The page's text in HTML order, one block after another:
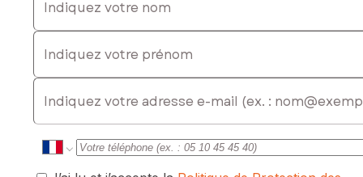
Indiquez votre prénom
E-mail